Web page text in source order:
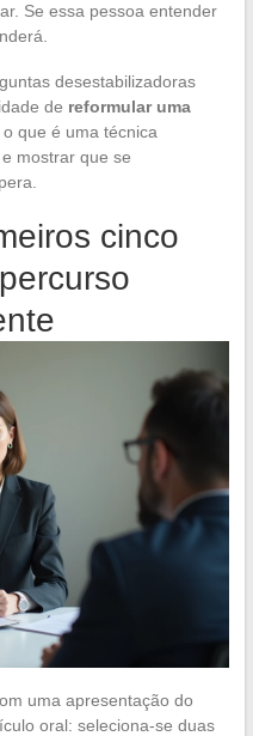
Se essa pessoa entender
desestabilizadoras
de reformular uma
o que é uma técnica
mostrar que se
cinco
uma apresentação do
oral: seleciona-se duas